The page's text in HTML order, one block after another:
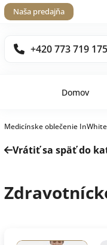
Naša predajňa
+420 773 719 175
Domov
Medicínske oblečenie InWhite
Vrátiť sa späť do